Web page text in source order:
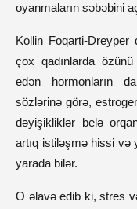
oyanmaların səbəbini
Kollin Foqarti-
çox qadınlarda
edən hormonların
sözlərinə görə,
dəyişikliklər belə
artıq istiləşmə hissi və
yarada bilər.
O əlavə edib ki, stres